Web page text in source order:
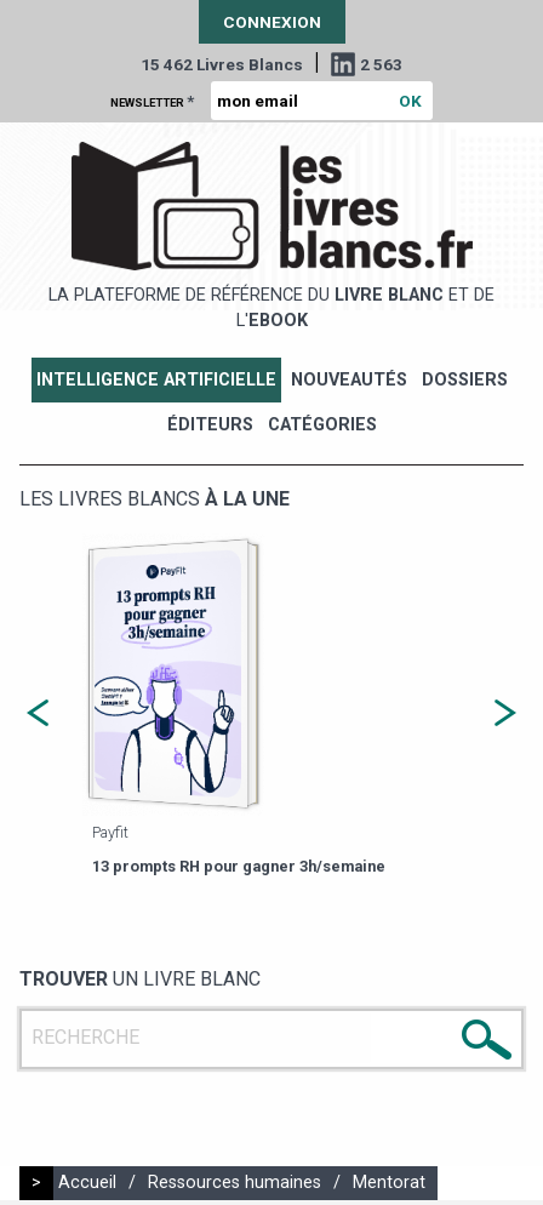
CONNEXION
15 462 Livres Blancs | 2 563
NEWSLETTER *
LA PLATEFORME DE RÉFÉRENCE DU LIVRE BLANC ET DE
L' EBOOK
INTELLIGENCE ARTIFICIELLE NOUVEAUTÉS DOSSIERS
ÉDITEURS CATÉGORIES
LES LIVRES BLANCS À LA UNE
Payfit
13 prompts RH pour gagner 3h/semaine
TROUVER UN LIVRE BLANC
> Accueil / Ressources humaines / Mentorat